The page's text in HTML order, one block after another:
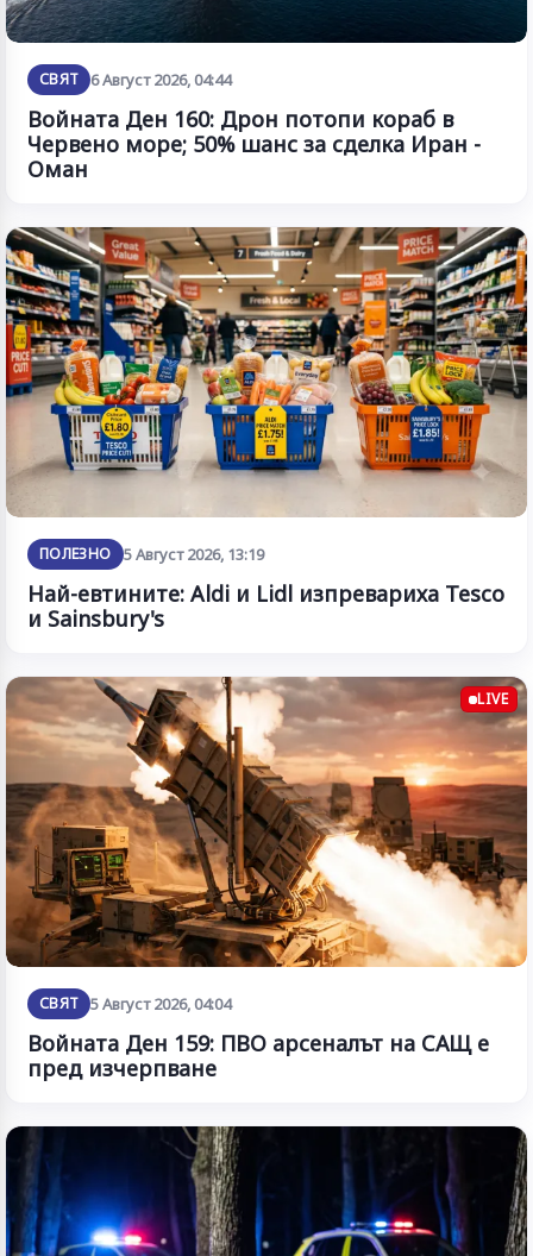
СВЯТ 6 Август 2026, 04:44
Войната Ден 160: Дрон потопи кораб в
Червено море; 50% шанс за сделка Иран -
Оман
ПОЛЕЗНО 5 Август 2026, 13:19
Най-евтините: Aldi и Lidl изпревариха Tesco
и Sainsbury's
LIVE
СВЯТ 5 Август 2026, 04:04
Войната Ден 159: ПВО арсеналът на САЩ е
пред изчерпване